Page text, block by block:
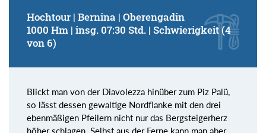
Hochtour | Bernina | Oberengadin
1000 Hm | insg. 07:30 Std. | Schwierigkeit (4
von 6)
Blickt man von der Diavolezza hinüber zum Piz Palü,
so lässt dessen gewaltige Nordflanke mit den drei
ebenmäßigen Pfeilern nicht nur das Bergsteigerherz
höher schlagen. Selbst aus der Ferne kann man aber